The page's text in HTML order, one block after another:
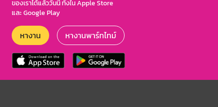
ของเราได้แล้ววันนี้ ทั้งใน Apple Store
และ Google Play
หางาน หางานพาร์ทไทม์